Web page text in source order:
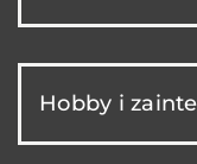
Hobby i